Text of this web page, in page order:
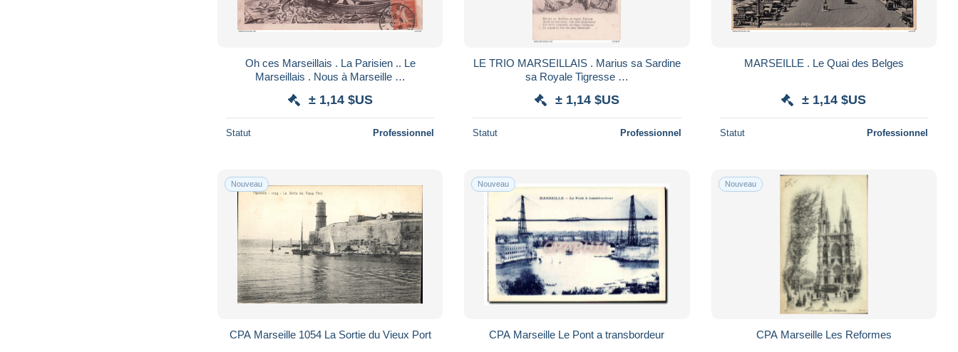
Oh ces Marseillais . La Parisien .. Le
Marseillais . Nous à Marseille …
± 1,14 $US
Statut Professionnel
LE TRIO MARSEILLAIS . Marius sa Sardine
sa Royale Tigresse …
± 1,14 $US
Statut Professionnel
MARSEILLE . Le Quai des Belges
± 1,14 $US
Statut Professionnel
Nouveau
CPA Marseille 1054 La Sortie du Vieux Port
Nouveau
CPA Marseille Le Pont a transbordeur
Nouveau
CPA Marseille Les Reformes